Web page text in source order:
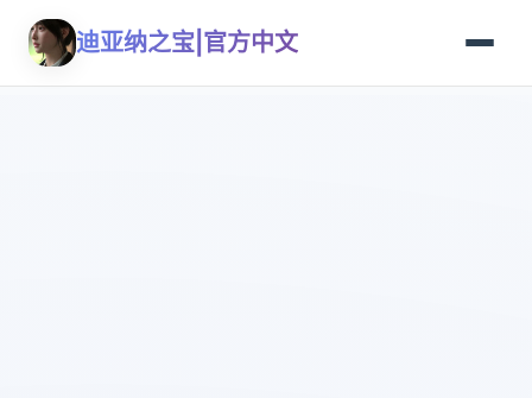
迪亚纳之宝|官方中文